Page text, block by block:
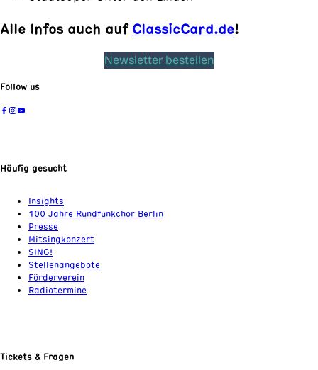
Alle Infos auch aufClassicCard.de!
Newsletter bestellen
Follow us
Häufig gesucht
Insights
100 Jahre Rundfunkchor Berlin
Presse
Mitsingkonzert
SING!
Stellenangebote
Förderverein
Radiotermine
Tickets & Fragen